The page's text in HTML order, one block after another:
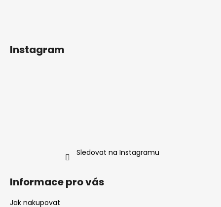
Instagram
Sledovat na Instagramu
Informace pro vás
Jak nakupovat